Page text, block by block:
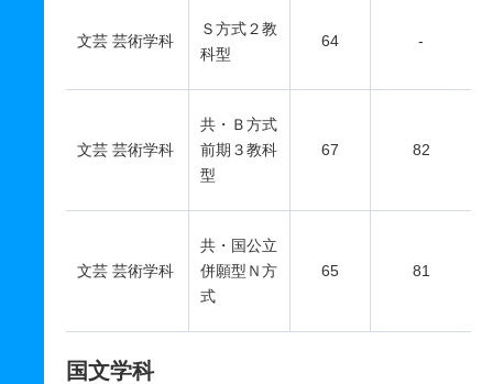
文芸 芸術学科
Ｓ方式２教
科型
64 -
文芸 芸術学科
共・Ｂ方式
前期３教科
型
67 82
文芸 芸術学科
共・国公立
併願型Ｎ方
式
65 81
国文学科